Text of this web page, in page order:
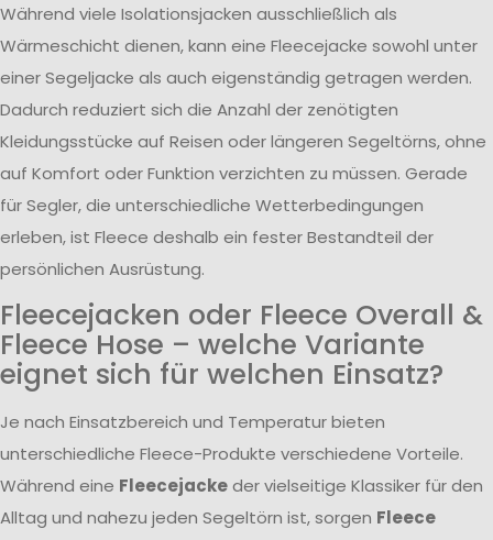
Während viele Isolationsjacken ausschließlich als
Wärmeschicht dienen, kann eine Fleecejacke sowohl unter
einer Segeljacke als auch eigenständig getragen werden.
Dadurch reduziert sich die Anzahl der zenötigten
Kleidungsstücke auf Reisen oder längeren Segeltörns, ohne
auf Komfort oder Funktion verzichten zu müssen. Gerade
für Segler, die unterschiedliche Wetterbedingungen
erleben, ist Fleece deshalb ein fester Bestandteil der
persönlichen Ausrüstung.
Fleecejacken oder Fleece Overall &
Fleece Hose – welche Variante
eignet sich für welchen Einsatz?
Je nach Einsatzbereich und Temperatur bieten
unterschiedliche Fleece-Produkte verschiedene Vorteile.
Während eine Fleecejackeder vielseitige Klassiker für den
Alltag und nahezu jeden Segeltörn ist, sorgen Fleece